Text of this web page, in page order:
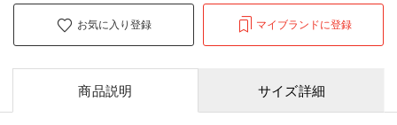
お気に入り登録 マイブランドに登録
商品説明 サイズ詳細